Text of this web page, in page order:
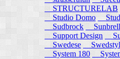
STRUCTURELAB
Studio Domo
Sudbrock
Support Design
Swedese
System 180